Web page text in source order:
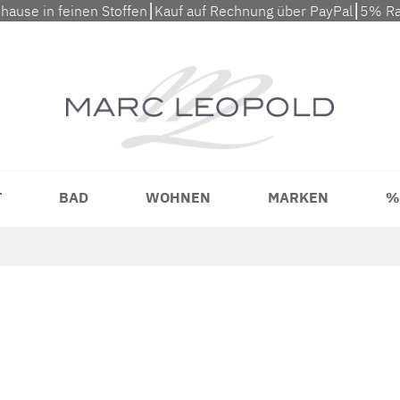
in feinen Stoffen⎮Kauf auf Rechnung über PayPal⎮5%
BAD WOHNEN MARKEN